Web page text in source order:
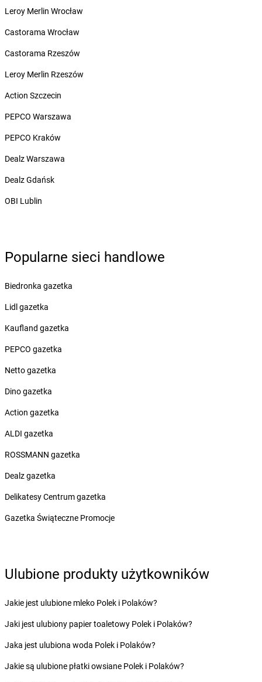
Żabka Borkowo
Żabka Borne Sulinowo
Żabka Borowa
Żabka Borowianka
Żabka Borówno
Żabka Borowo
Żabka Borzęcin Duży
Żabka Borzygniew
Żabka Boża Wola
Żabka Bralin
Żabka Brenna
Żabka
Żabka
Brodnica Górna
Żabka Brody
Żabka
Brojce
Żabka Brudzeń Duży
Żabka
Bruskowo Wielkie
Żabka Brwinów
Żabka
Brynica
Żabka Brzeg
Żabka Brzeg Dolny
Żabka Brzesko
Żabka
Brzeszcze
Żabka Brzeziny
Żabka Brzezowa
Żabka Brzoskwinia
Żabka
Brzostek
Żabka
Żabka Brzozów
Żabka
Brzozówka
Bucz
Leroy Merlin Wrocław
Castorama Wrocław
Castorama Rzeszów
Leroy Merlin Rzeszów
Action Szczecin
PEPCO Warszawa
PEPCO Kraków
Dealz Warszawa
Dealz Gdańsk
OBI Lublin
Popularne sieci handlowe
Biedronka gazetka
Lidl gazetka
Kaufland gazetka
PEPCO gazetka
Netto gazetka
Dino gazetka
Action gazetka
ALDI gazetka
ROSSMANN gazetka
Dealz gazetka
Delikatesy Centrum gazetka
Gazetka Świąteczne Promocje
Ulubione produkty użytkowników
Jakie jest ulubione mleko Polek i Polaków?
Jaki jest ulubiony papier toaletowy Polek i Polaków?
Jaka jest ulubiona woda Polek i Polaków?
Jakie są ulubione płatki owsiane Polek i Polaków?